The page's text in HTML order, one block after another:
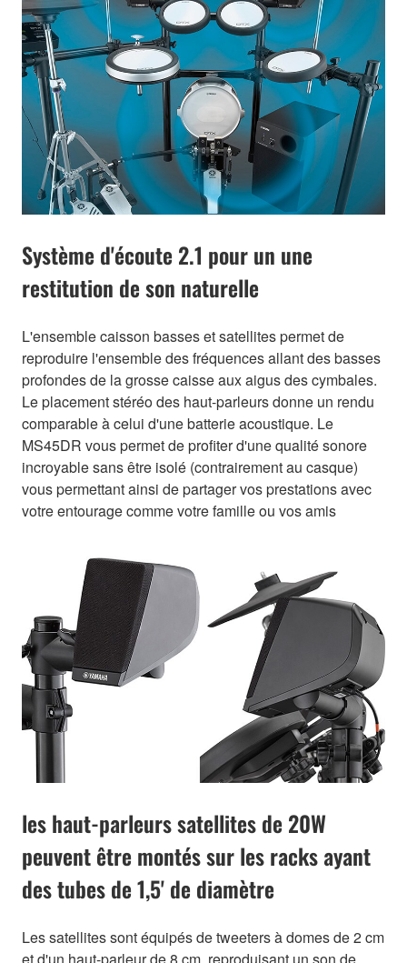
Système d'écoute 2.1 pour un une
restitution de son naturelle
L'ensemble caisson basses et satellites permet de
reproduire l'ensemble des fréquences allant des basses
profondes de la grosse caisse aux aigus des cymbales.
Le placement stéréo des haut-parleurs donne un rendu
comparable à celui d'une batterie acoustique. Le
MS45DR vous permet de profiter d'une qualité sonore
incroyable sans être isolé (contrairement au casque)
vous permettant ainsi de partager vos prestations avec
votre entourage comme votre famille ou vos amis
les haut-parleurs satellites de 20W
peuvent être montés sur les racks ayant
des tubes de 1,5' de diamètre
Les satellites sont équipés de tweeters à domes de 2 cm